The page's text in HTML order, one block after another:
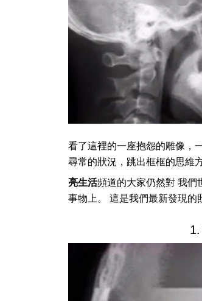
看了這裡的一座抱怨的雕像，
尋常的狀況，跳出框框的思維
亮生活頻道的大家仍然對 我們
事物上。 這是我們最新發現的